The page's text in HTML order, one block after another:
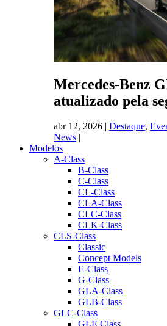
Mercedes-Benz
atualizado pela
abr 12, 2026 | Destaque,
News |
Modelos
A-Class
B-Class
C-Class
CL-Class
CLA-Class
CLC-Class
CLK-Class
CLS-Class
Classic
Concept Models
E-Class
G-Class
GLA-Class
GLB-Class
GLC-Class